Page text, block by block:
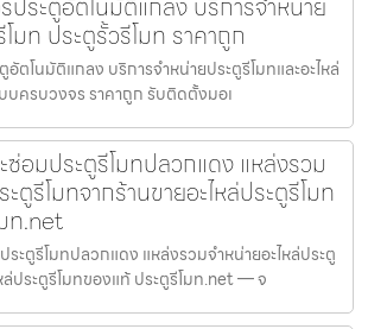
มท ประตูรั้วรีโมท ราคาถูก
ตโนมัติแกลง บริการจำหน่ายประตูรีโมทและอะไหล่
ครบวงจร ราคาถูก รับติดตั้งมอเ
อมประตูรีโมทปลวกแดง แหล่งรวม
ตูรีโมทจากร้านขายอะไหล่ประตูรีโมท
ท.net
ะตูรีโมทปลวกแดง แหล่งรวมจำหน่ายอะไหล่ประตู
ล่ประตูรีโมทของแท้ ประตูรีโมท.net — จ